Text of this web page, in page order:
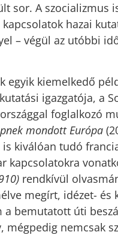
sor. A szocializmus
hazai
– végül az utóbbi
egyik kiemelkedő
igazgatója, a
foglalkozó
mondott Európa
kiválóan tudó
kapcsolatokra
rendkívül
megírt, idézet- és
a bemutatott úti
mégpedig nemcsak